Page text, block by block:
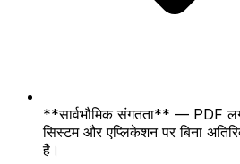
**सार्वभौमिक संगतता** — PDF
सिस्टम और एप्लिकेशन पर बिना
है।